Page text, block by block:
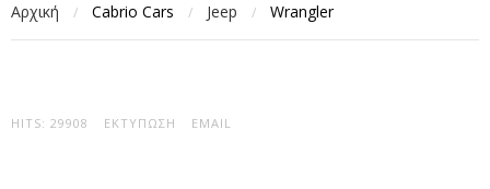
Αρχική / Cabrio Cars / Jeep / Wrangler
HITS: 29908 ΕΚΤΎΠΩΣΗ EMAIL